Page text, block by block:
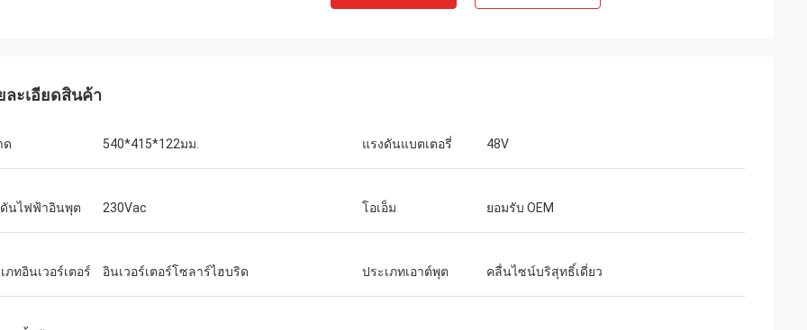
มเสถียรมากขึ้น เราประทับใจกับการ
เราต้องการมอเตอร์แกนหมุนเสียงเบาสำหรับ
เราเสี่ยงสั่งซื้อจาก inverters-vfd.com เพื่อ
อุตสาหกรรม
ละเอียดสินค้า
ด 540*415*122มม. แรงดันแบตเตอรี่ 48V
นไฟฟ้าอินพุต 230Vac โอเอ็ม ยอมรับ OEM
ภทอินเวอร์เตอร์ อินเวอร์เตอร์โซลาร์ไฮบริด ประเภทเอาต์พุต คลื่นไซน์บริสุทธิ์เดี่ยว